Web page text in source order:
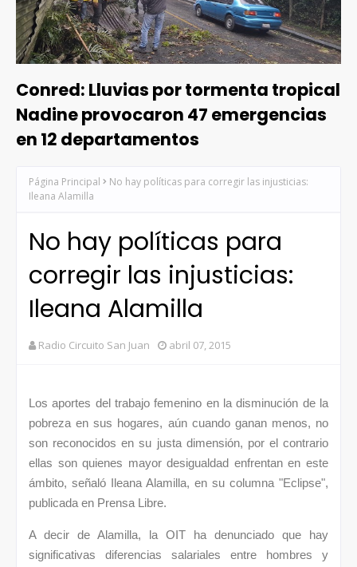
Conred: Lluvias por tormenta tropical
Nadine provocaron 47 emergencias
en 12 departamentos
Página Principal
No hay políticas para corregir las injusticias:
Ileana Alamilla
No hay políticas para
corregir las injusticias:
Ileana Alamilla
Radio Circuito San Juan abril 07, 2015
Los aportes del trabajo femenino en la disminución de la
pobreza en sus hogares, aún cuando ganan menos, no
son reconocidos en su justa dimensión, por el contrario
ellas son quienes mayor desigualdad enfrentan en este
ámbito, señaló Ileana Alamilla, en su columna "Eclipse",
publicada en Prensa Libre.
A decir de Alamilla, la OIT ha denunciado que hay
significativas diferencias salariales entre hombres y